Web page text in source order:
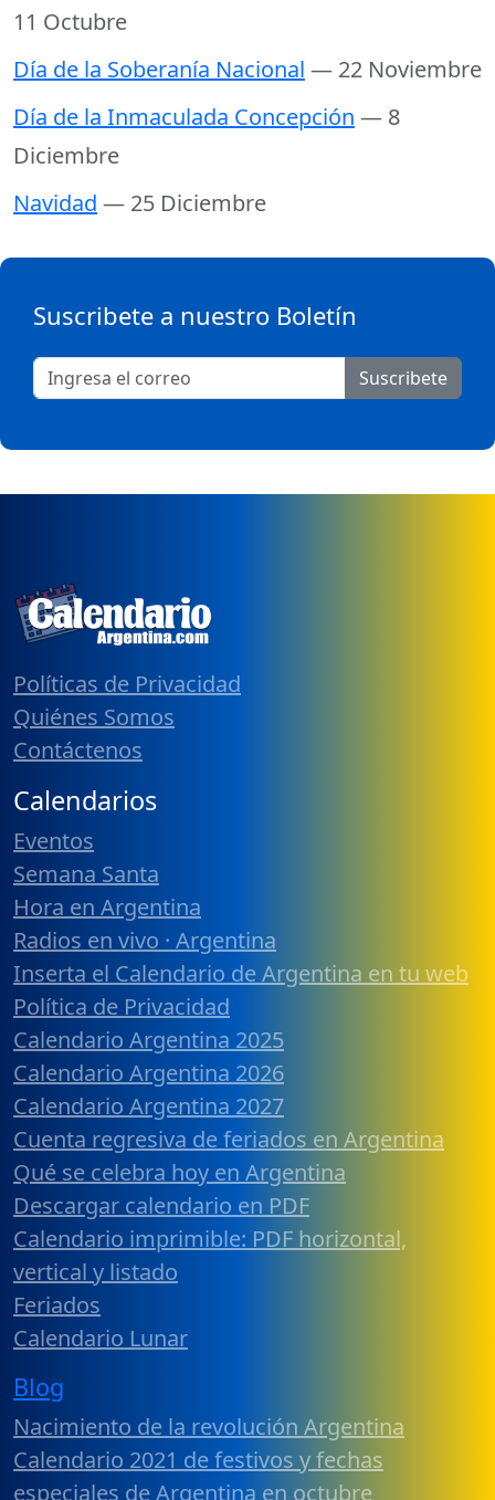
11 Octubre
Día de la Soberanía Nacional — 22 Noviembre
Día de la Inmaculada Concepción — 8
Diciembre
Navidad — 25 Diciembre
Suscribete a nuestro Boletín
Suscribete
Políticas de Privacidad
Quiénes Somos
Contáctenos
Calendarios
Eventos
Semana Santa
Hora en Argentina
Radios en vivo · Argentina
Inserta el Calendario de Argentina en tu web
Política de Privacidad
Calendario Argentina 2025
Calendario Argentina 2026
Calendario Argentina 2027
Cuenta regresiva de feriados en Argentina
Qué se celebra hoy en Argentina
Descargar calendario en PDF
Calendario imprimible: PDF horizontal,
vertical y listado
Feriados
Calendario Lunar
Blog
Nacimiento de la revolución Argentina
Calendario 2021 de festivos y fechas
especiales de Argentina en octubre